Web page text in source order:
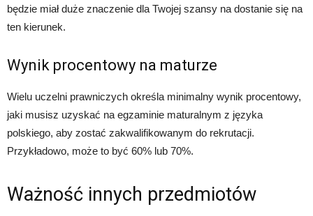
będzie miał duże znaczenie dla Twojej szansy na dostanie się na
ten kierunek.
Wynik procentowy na maturze
Wielu uczelni prawniczych określa minimalny wynik procentowy,
jaki musisz uzyskać na egzaminie maturalnym z języka
polskiego, aby zostać zakwalifikowanym do rekrutacji.
Przykładowo, może to być 60% lub 70%.
Ważność innych przedmiotów